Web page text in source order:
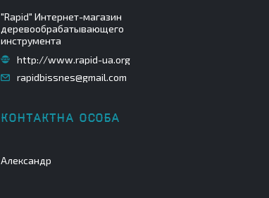
"Rapid" Интернет-магазин
деревообрабатывающего
инструмента
http://www.rapid-ua.org
rapidbissnes@gmail.com
Александр